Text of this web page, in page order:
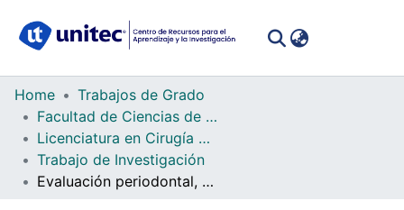
Communities
Collections
All of DSpace
Home
Trabajos de Grado
Facultad de Ciencias de la Salud
Licenciatura en Cirugía Dental
Trabajo de Investigación
Evaluación periodontal, diagnóstico y presencia de enfermedad periodontal en pacientes con diabetes mellitus